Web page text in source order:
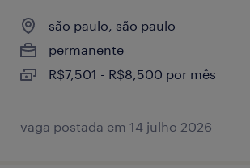
são paulo, são paulo
permanente
R$7,501 - R$8,500 por mês
vaga postada em 14 julho 2026